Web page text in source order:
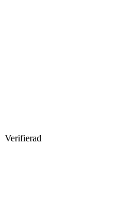
Verifierad